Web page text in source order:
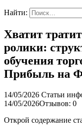
Найти:
Хватит
ролики:
обучения
Прибыль на
14/05/2026 Статьи
14/05/2026Отзывов: 0
Открой содержание